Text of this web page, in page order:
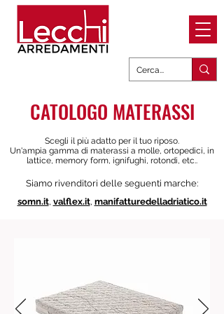
CATOLOGO MATERASSI
Scegli il più adatto per il tuo riposo.
Un'ampia gamma di materassi a molle, ortopedici, in
lattice, memory form, ignifughi, rotondi, etc..
somn.it, valflex.it, manifatturedelladriatico.it
Siamo rivenditori delle seguenti marche: